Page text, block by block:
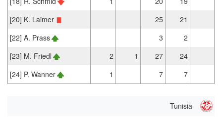
[20] K. Laimer
25
21
[22] A. Prass
3
2
[23] M. Friedl
2 1 27
24
[24] P. Wanner
1 7 7
Tunisia